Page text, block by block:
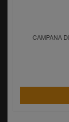
CAMPANA